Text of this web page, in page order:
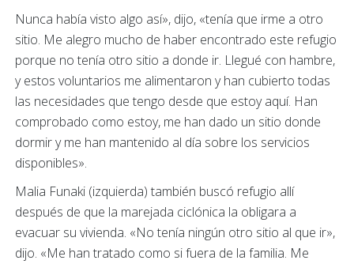
Nunca había visto algo así», dijo, «tenía que irme a otro
sitio. Me alegro mucho de haber encontrado este refugio
porque no tenía otro sitio a donde ir. Llegué con hambre,
y estos voluntarios me alimentaron y han cubierto todas
las necesidades que tengo desde que estoy aquí. Han
comprobado como estoy, me han dado un sitio donde
dormir y me han mantenido al día sobre los servicios
disponibles».
Malia Funaki (izquierda) también buscó refugio allí
después de que la marejada ciclónica la obligara a
evacuar su vivienda. «No tenía ningún otro sitio al que ir»,
dijo. «Me han tratado como si fuera de la familia. Me